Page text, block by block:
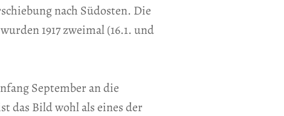
nach Südosten. Die
1917 zweimal (16.1. und
September an die
das Bild wohl als eines der